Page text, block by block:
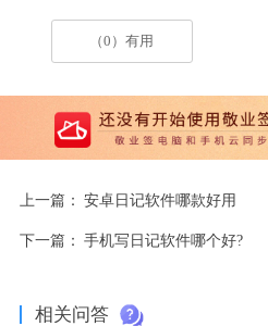
（0）有用
上一篇： 安卓日记软件哪款好用
下一篇： 手机写日记软件哪个好?
相关问答